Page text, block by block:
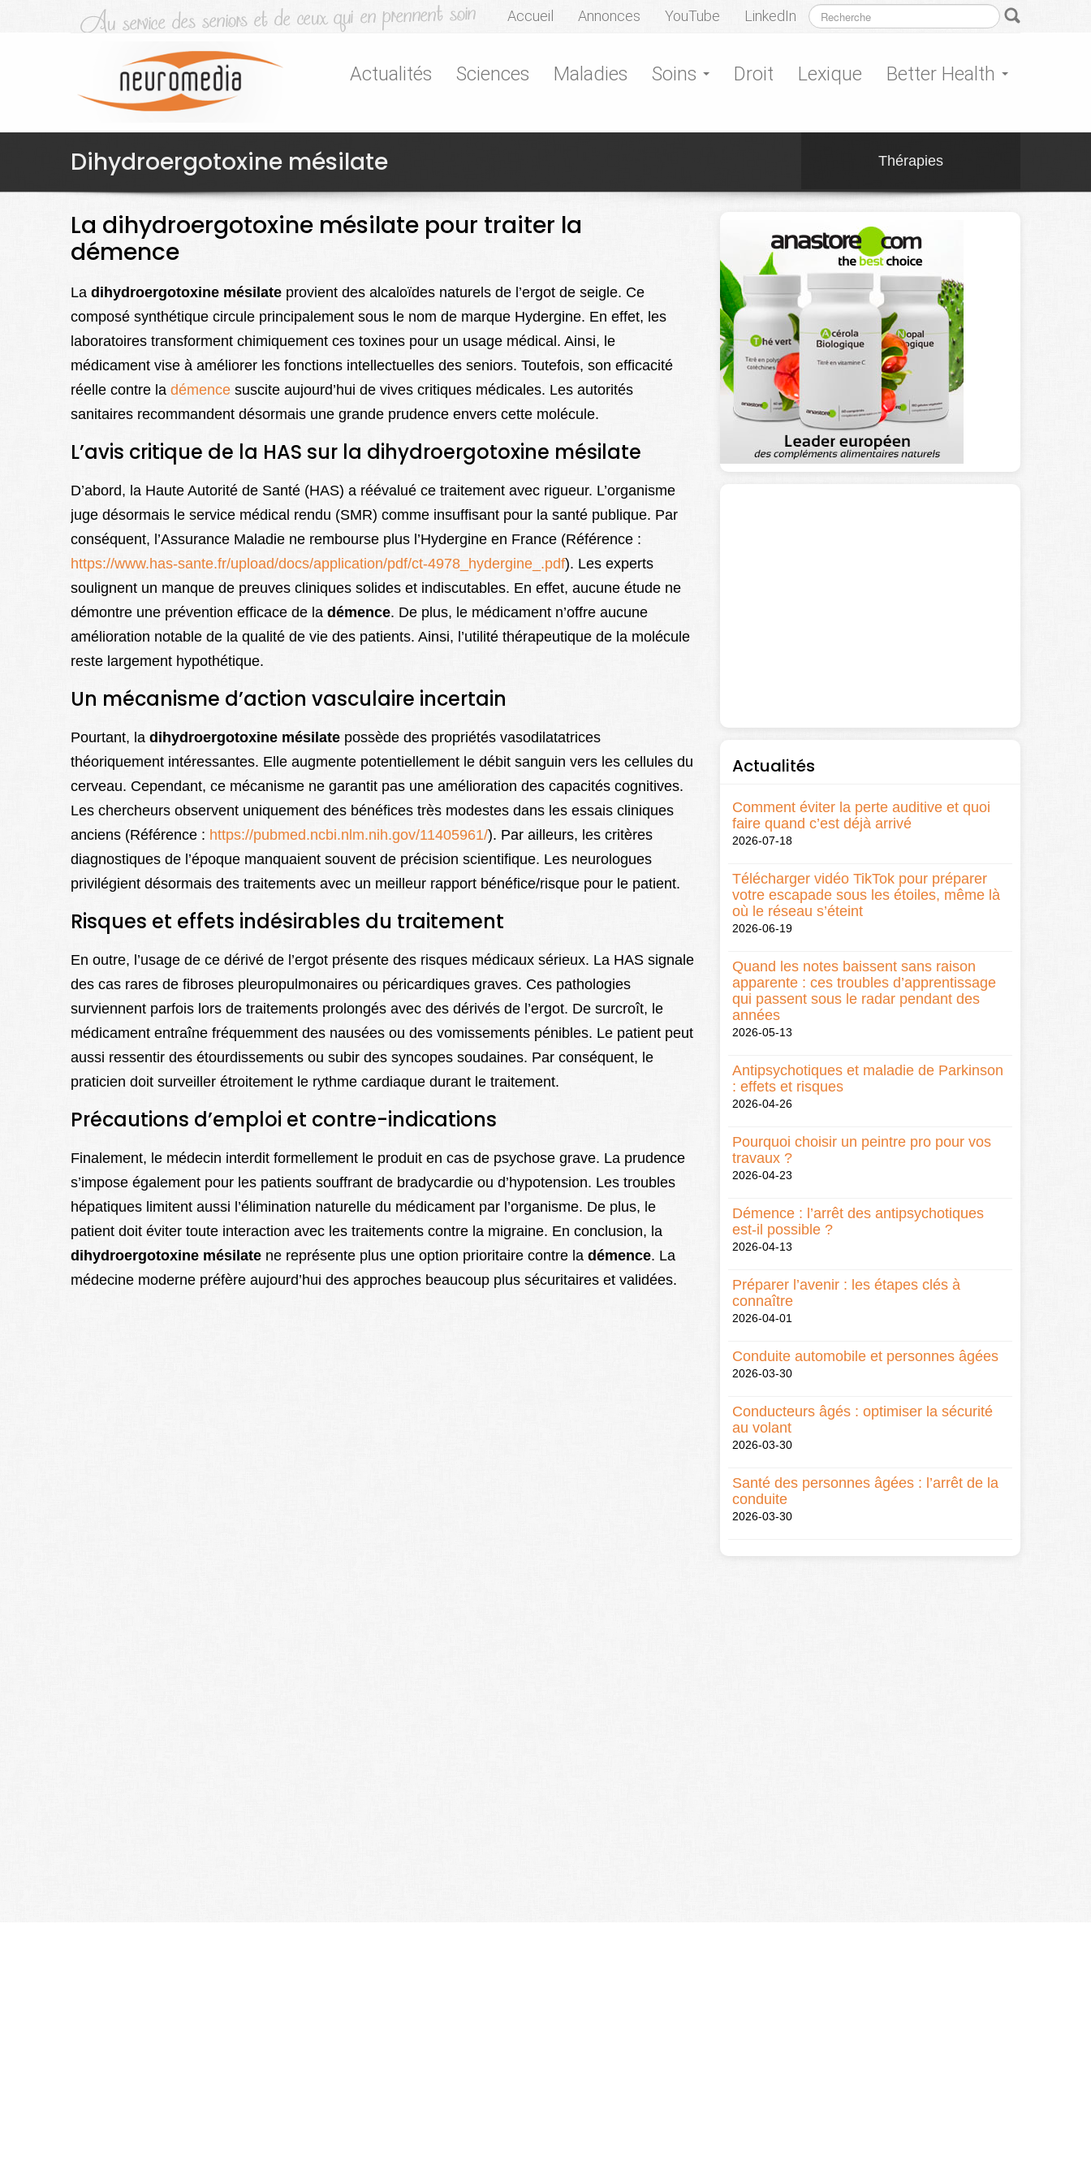
Accueil Annonces YouTube LinkedIn
Actualités Sciences Maladies Soins Droit Lexique Better Health
Dihydroergotoxine mésilate Thérapies
La dihydroergotoxine mésilate pour traiter la
démence
La dihydroergotoxine mésilate provient des alcaloïdes naturels de l’ergot de seigle. Ce
composé synthétique circule principalement sous le nom de marque Hydergine. En effet, les
laboratoires transforment chimiquement ces toxines pour un usage médical. Ainsi, le
médicament vise à améliorer les fonctions intellectuelles des seniors. Toutefois, son efficacité
réelle contre la démence suscite aujourd’hui de vives critiques médicales. Les autorités
sanitaires recommandent désormais une grande prudence envers cette molécule.
L’avis critique de la HAS sur la dihydroergotoxine mésilate
D’abord, la Haute Autorité de Santé (HAS) a réévalué ce traitement avec rigueur. L’organisme
juge désormais le service médical rendu (SMR) comme insuffisant pour la santé publique. Par
conséquent, l’Assurance Maladie ne rembourse plus l’Hydergine en France (Référence :
https://www.has-sante.fr/upload/docs/application/pdf/ct-4978_hydergine_.pdf). Les experts
soulignent un manque de preuves cliniques solides et indiscutables. En effet, aucune étude ne
démontre une prévention efficace de la démence. De plus, le médicament n’offre aucune
amélioration notable de la qualité de vie des patients. Ainsi, l’utilité thérapeutique de la molécule
reste largement hypothétique.
Un mécanisme d’action vasculaire incertain
Pourtant, la dihydroergotoxine mésilate possède des propriétés vasodilatatrices
théoriquement intéressantes. Elle augmente potentiellement le débit sanguin vers les cellules du
cerveau. Cependant, ce mécanisme ne garantit pas une amélioration des capacités cognitives.
Les chercheurs observent uniquement des bénéfices très modestes dans les essais cliniques
anciens (Référence : https://pubmed.ncbi.nlm.nih.gov/11405961/). Par ailleurs, les critères
diagnostiques de l’époque manquaient souvent de précision scientifique. Les neurologues
privilégient désormais des traitements avec un meilleur rapport bénéfice/risque pour le patient.
Risques et effets indésirables du traitement
En outre, l’usage de ce dérivé de l’ergot présente des risques médicaux sérieux. La HAS signale
des cas rares de fibroses pleuropulmonaires ou péricardiques graves. Ces pathologies
surviennent parfois lors de traitements prolongés avec des dérivés de l’ergot. De surcroît, le
médicament entraîne fréquemment des nausées ou des vomissements pénibles. Le patient peut
aussi ressentir des étourdissements ou subir des syncopes soudaines. Par conséquent, le
praticien doit surveiller étroitement le rythme cardiaque durant le traitement.
Précautions d’emploi et contre-indications
Finalement, le médecin interdit formellement le produit en cas de psychose grave. La prudence
s’impose également pour les patients souffrant de bradycardie ou d’hypotension. Les troubles
hépatiques limitent aussi l’élimination naturelle du médicament par l’organisme. De plus, le
patient doit éviter toute interaction avec les traitements contre la migraine. En conclusion, la
dihydroergotoxine mésilate ne représente plus une option prioritaire contre la démence. La
médecine moderne préfère aujourd’hui des approches beaucoup plus sécuritaires et validées.
Actualités
Comment éviter la perte auditive et quoi
faire quand c’est déjà arrivé
2026-07-18
Télécharger vidéo TikTok pour préparer
votre escapade sous les étoiles, même là
où le réseau s’éteint
2026-06-19
Quand les notes baissent sans raison
apparente : ces troubles d’apprentissage
qui passent sous le radar pendant des
années
2026-05-13
Antipsychotiques et maladie de Parkinson
: effets et risques
2026-04-26
Pourquoi choisir un peintre pro pour vos
travaux ?
2026-04-23
Démence : l’arrêt des antipsychotiques
est-il possible ?
2026-04-13
Préparer l’avenir : les étapes clés à
connaître
2026-04-01
Conduite automobile et personnes âgées
2026-03-30
Conducteurs âgés : optimiser la sécurité
au volant
2026-03-30
Santé des personnes âgées : l’arrêt de la
conduite
2026-03-30